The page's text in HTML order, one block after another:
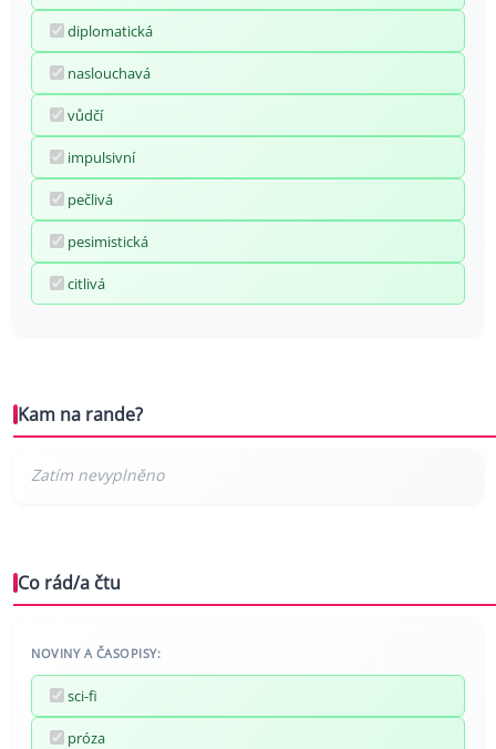
diplomatická
naslouchavá
vůdčí
impulsivní
pečlivá
pesimistická
citlivá
Kam na rande?
Co rád/a čtu
NOVINY A ČASOPISY:
sci-fi
próza